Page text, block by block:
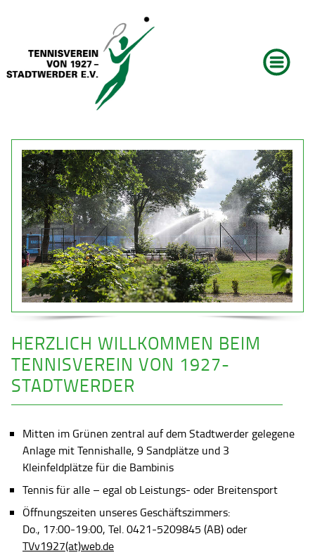
HERZLICH WILLKOMMEN BEIM
TENNISVEREIN VON 1927-
STADTWERDER
Mitten im Grünen zentral auf dem Stadtwerder gelegene
Anlage mit Tennishalle, 9 Sandplätze und 3
Kleinfeldplätze für die Bambinis
Tennis für alle – egal ob Leistungs- oder Breitensport
Öffnungszeiten unseres Geschäftszimmers:
Do., 17:00-19:00, Tel. 0421-5209845 (AB) oder
TVv1927(at)web.de